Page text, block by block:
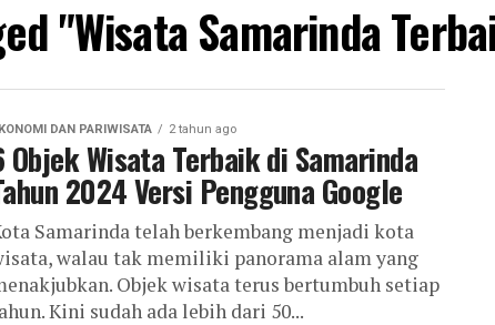
"Wisata Samarinda
DAN PARIWISATA 2 tahun ago
Objek Wisata Terbaik di Samarinda
2024 Versi Pengguna Google
Samarinda telah berkembang menjadi kota
walau tak memiliki panorama alam yang
Objek wisata terus bertumbuh setiap
Kini sudah ada lebih dari 50...